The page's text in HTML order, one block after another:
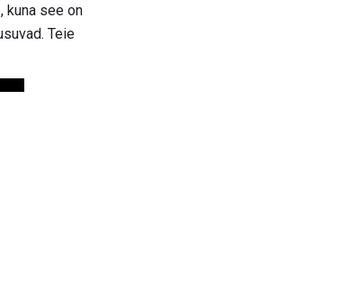
kuna see on
Teie